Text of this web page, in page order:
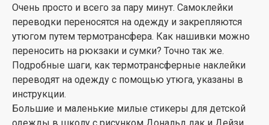
Очень просто и всего за пару минут. Самоклейки
переводки переносятся на одежду и закрепляются
утюгом путем термотрансфера. Как нашивки можно
переносить на рюкзаки и сумки? Точно так же.
Подробные шаги, как термотрансферные наклейки
переводят на одежду с помощью утюга, указаны в
инструкции.
Большие и маленькие милые стикеры для детской